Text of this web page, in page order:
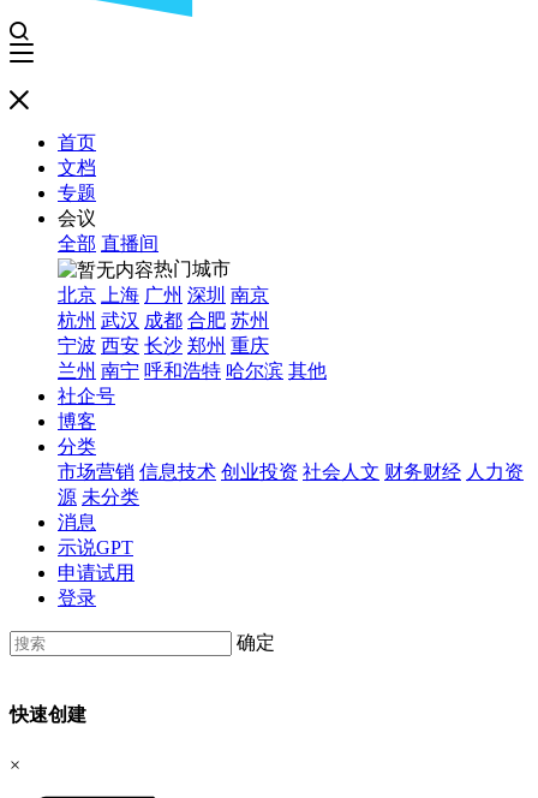
首页
文档
专题
会议
全部 直播间
热门城市
北京
上海 广州 深圳 南京
杭州 武汉 成都 合肥 苏州
宁波 西安 长沙 郑州 重庆
兰州 南宁 呼和浩特 哈尔滨 其他
社企号
博客
分类
市场营销 信息技术 创业投资 社会人文 财务财经 人力资
源 未分类
消息
示说GPT
申请试用
登录
确定
快速创建
×